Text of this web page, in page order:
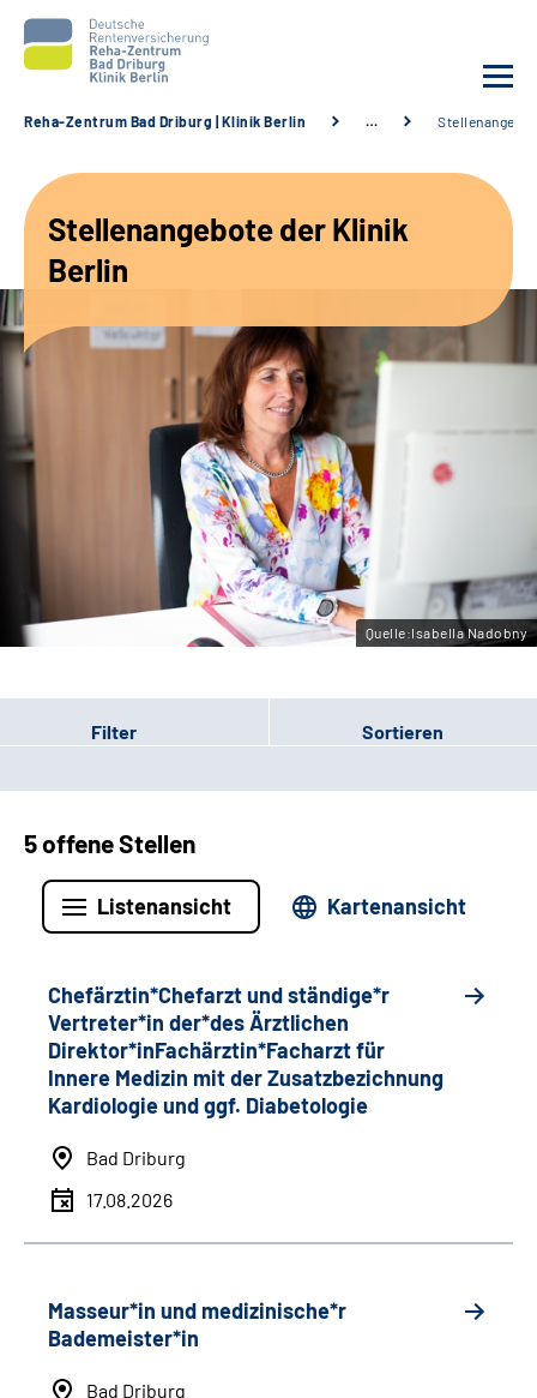
Unsere Angebote
Karriere
Leichte Sprache
Gebärdensprache
Reha-Zentrum Bad Driburg | Klinik Berlin …
Stellenangebote der Klinik
Berlin
Quelle:Isabella Nadobny
Filter Sortieren
5 offene Stellen
Listenansicht Kartenansicht
Chefärztin*Chefarzt und ständige*r
Vertreter*in der*des Ärztlichen
Direktor*inFachärztin*Facharzt für
Innere Medizin mit der Zusatzbezichnung
Kardiologie und ggf. Diabetologie
Bad Driburg
17.08.2026
Masseur*in und medizinische*r
Bademeister*in
Bad Driburg